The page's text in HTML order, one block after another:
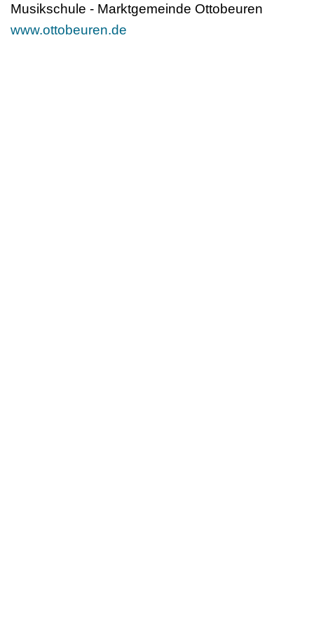
Musikschule - Marktgemeinde Ottobeuren
www.ottobeuren.de